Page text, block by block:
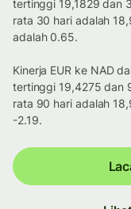
tertinggi 19,1829 dan
rata 30 hari adalah
adalah 0.65.
Kinerja EUR ke NAD
tertinggi 19,4275 dan
rata 90 hari adalah
-2.19.